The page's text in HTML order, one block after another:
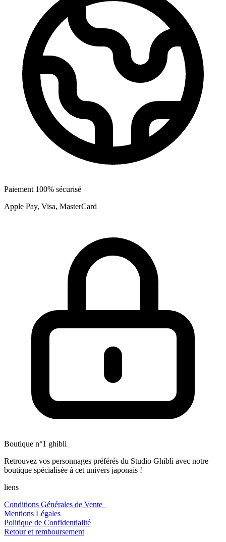
Paiement 100% sécurisé
Apple Pay, Visa, MasterCard
Boutique n°1 ghibli
Retrouvez vos personnages préférés du Studio Ghibli avec notre
boutique spécialisée à cet univers japonais !
liens
Conditions Générales de Vente
Mentions Légales
Politique de Confidentialité
Retour et remboursement